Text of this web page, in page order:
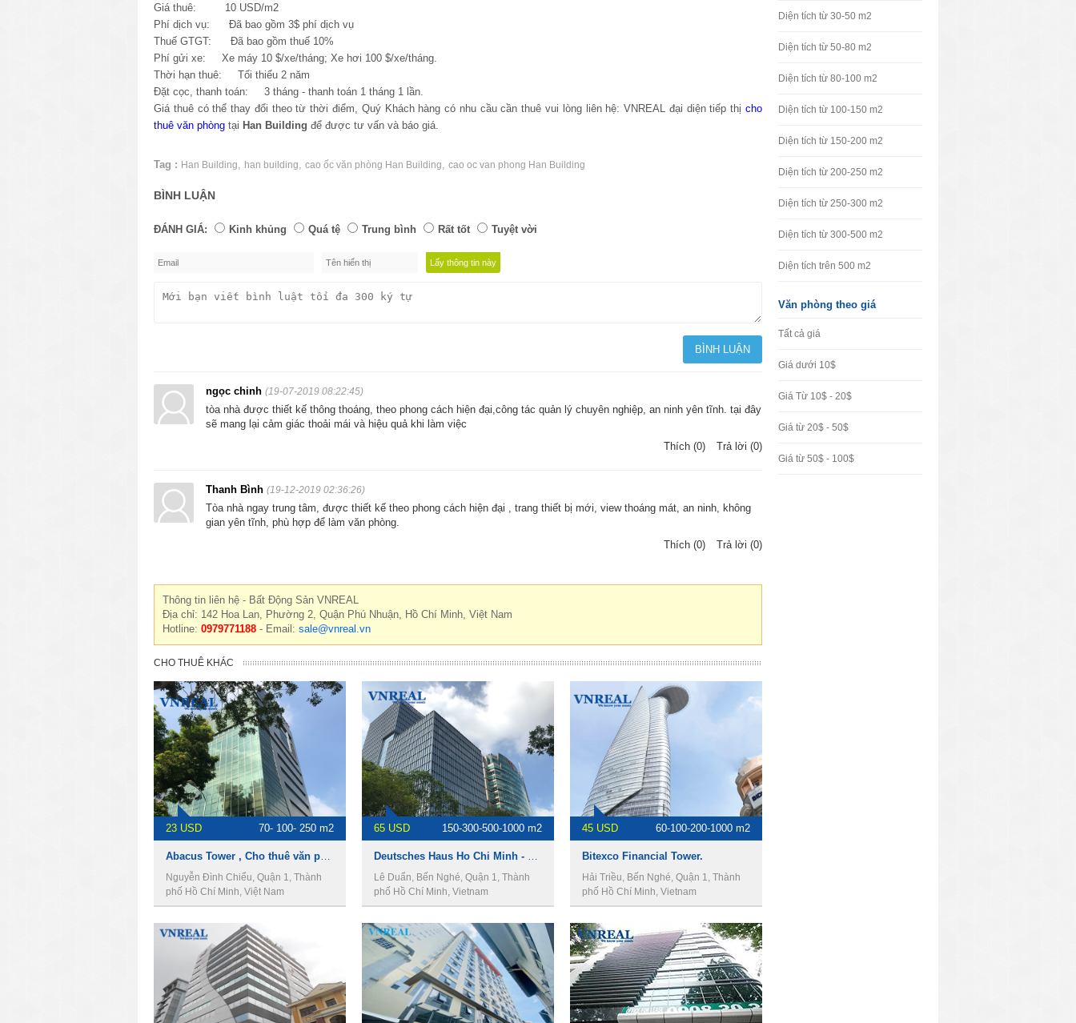
Giá thuê: 10 USD/m2
Phí dịch vụ: Đã bao gồm 3$ phí dịch vụ
Thuế GTGT: Đã bao gồm thuế 10%
Phí gửi xe: Xe máy 10 $/xe/tháng; Xe hơi 100 $/xe/tháng.
Thời hạn thuê: Tối thiểu 2 năm
Đặt cọc, thanh toán: 3 tháng - thanh toán 1 tháng 1 lần.
Giá thuê có thể thay đổi theo từ thời điểm, Quý Khách hàng có nhu cầu cần thuê vui lòng liên hệ: VNREAL đại diện tiếp thị cho
thuê văn phòng tại Han Building để được tư vấn và báo giá.
Tag : Han Building han building cao ốc văn phòng Han Building cao oc van phong Han Building
BÌNH LUẬN
ĐÁNH GIÁ: Kinh khủng Quá tệ Trung bình Rất tốt Tuyệt vời
ngọc chinh (19-07-2019 08:22:45)
tòa nhà được thiết kế thông thoáng, theo phong cách hiện đại,công tác quản lý chuyên nghiệp, an ninh yên tĩnh. tại đây
sẽ mang lại cảm giác thoải mái và hiệu quả khi làm việc
Thích (0)
Trả lời (0)
Thanh Bình (19-12-2019 02:36:26)
Tòa nhà ngay trung tâm, được thiết kế theo phong cách hiện đại , trang thiết bị mới, view thoáng mát, an ninh, không
gian yên tĩnh, phù hợp để làm văn phòng.
Thích (0)
Trả lời (0)
Thông tin liên hệ - Bất Động Sản VNREAL
Địa chỉ: 142 Hoa Lan, Phường 2, Quận Phú Nhuận, Hồ Chí Minh, Việt Nam
Hotline: 0979771188 - Email: sale@vnreal.vn
CHO THUÊ KHÁC
23 USD 70- 100- 250 m2
Nguyễn Đình Chiểu, Quận 1, Thành
phố Hồ Chí Minh, Việt Nam
65 USD 150-300-500-1000 m2
Lê Duẩn, Bến Nghé, Quận 1, Thành
phố Hồ Chí Minh, Vietnam
45 USD 60-100-200-1000 m2
Bitexco Financial Tower.
Hải Triều, Bến Nghé, Quận 1, Thành
phố Hồ Chí Minh, Vietnam
Diện tích từ 30-50 m2
Diện tích từ 50-80 m2
Diện tích từ 80-100 m2
Diện tích từ 100-150 m2
Diện tích từ 150-200 m2
Diện tích từ 200-250 m2
Diện tích từ 250-300 m2
Diện tích từ 300-500 m2
Diện tích trên 500 m2
Văn phòng theo giá
Tất cả giá
Giá dưới 10$
Giá Từ 10$ - 20$
Giá từ 20$ - 50$
Giá từ 50$ - 100$